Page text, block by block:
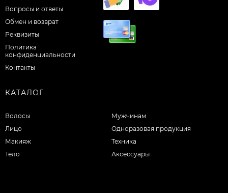
Вопросы и ответы
Обмен и возврат
Реквизиты
Политика
конфиденциальности
Контакты
КАТАЛОГ
Волосы
Лицо
Макияж
Тело
Мужчинам
Одноразовая продукция
Техника
Аксессуары